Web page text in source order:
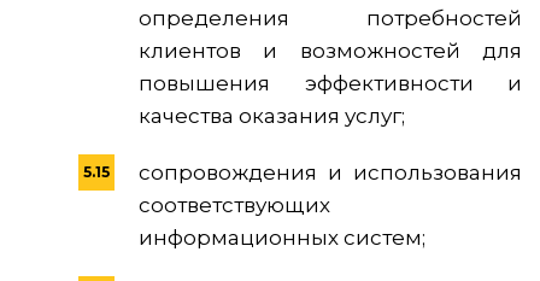
определения потребностей
клиентов и возможностей для
повышения эффективности и
качества оказания услуг;
сопровождения и использования
соответствующих
информационных систем;